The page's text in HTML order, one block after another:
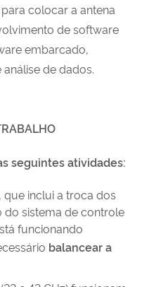
colocar a antena
de software
embarcado,
de dados.
seguintes atividades:
que inclui a troca dos
sistema de controle
funcionando
balancear a